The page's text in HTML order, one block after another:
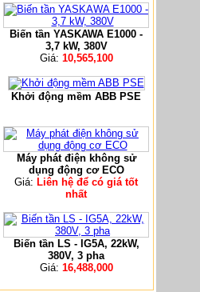
Biến tần YASKAWA E1000 -
3,7 kW, 380V
Giá: 10,565,100
Khởi động mềm ABB PSE
Máy phát điện không sử
dụng động cơ ECO
Giá: Liên hệ để có giá tốt
nhất
Biến tần LS - IG5A, 22kW,
380V, 3 pha
Giá: 16,488,000